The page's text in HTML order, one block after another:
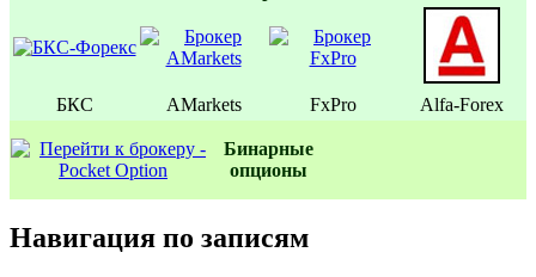
БКС AMarkets FxPro Alfa-Forex
Бинаpные
oпционы
Навигация по записям